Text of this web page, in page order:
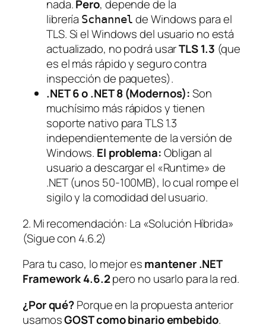
nada.Pero, depende de la
librería Schannel de Windows para el
TLS. Si el Windows del usuario no está
actualizado, no podrá usarTLS 1.3 (que
es el más rápido y seguro contra
inspección de paquetes).
.NET 6 o .NET 8 (Modernos):Son
muchísimo más rápidos y tienen
soporte nativo para TLS 1.3
independientemente de la versión de
Windows. El problema:Obligan al
usuario a descargar el «Runtime» de
.NET (unos 50-100MB), lo cual rompe el
sigilo y la comodidad del usuario.
2. Mi recomendación: La «Solución Híbrida»
(Sigue con 4.6.2)
Para tu caso, lo mejor esmantener .NET
Framework 4.6.2pero no usarlo para la red.
¿Por qué?Porque en la propuesta anterior
usamosGOST como binario embebido.